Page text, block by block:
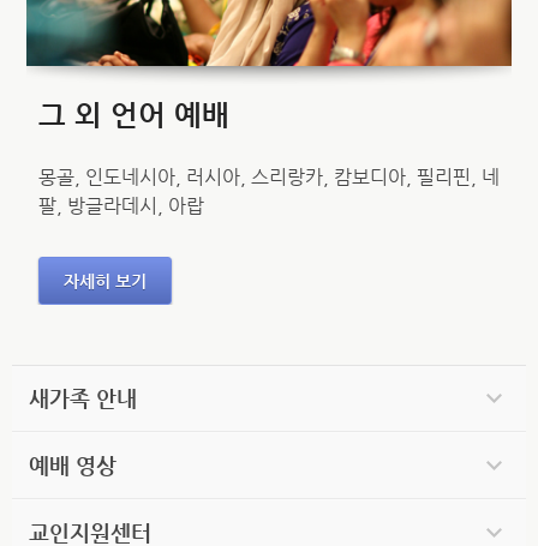
그 외 언어 예배
몽골, 인도네시아, 러시아, 스리랑카, 캄보디아, 필리핀, 네
팔, 방글라데시, 아랍
자세히 보기
새가족 안내
예배 영상
교인지원센터